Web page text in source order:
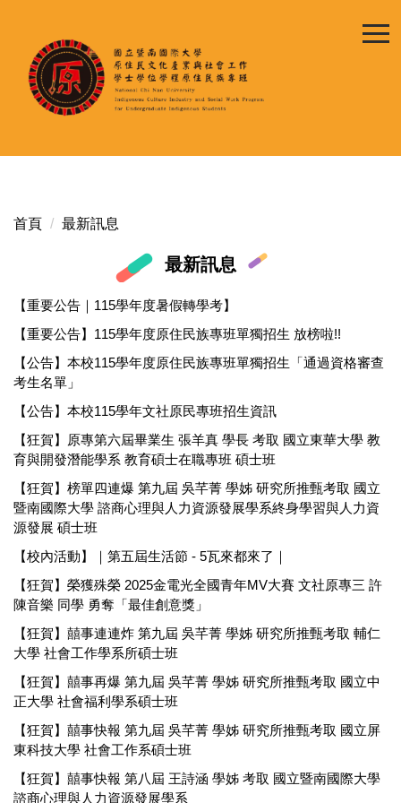
首頁 最新訊息
最新訊息
【重要公告｜115學年度暑假轉學考】
【重要公告】115學年度原住民族專班單獨招生 放榜啦!!
【公告】本校115學年度原住民族專班單獨招生「通過資格審查
考生名單」
【公告】本校115學年文社原民專班招生資訊
【狂賀】原專第六屆畢業生 張羊真 學長 考取 國立東華大學 教
育與開發潛能學系 教育碩士在職專班 碩士班
【狂賀】榜單四連爆 第九屆 吳芊菁 學姊 研究所推甄考取 國立
暨南國際大學 諮商心理與人力資源發展學系終身學習與人力資
源發展 碩士班
【校內活動】｜第五屆生活節 - 5瓦來都來了｜
【狂賀】榮獲殊榮 2025金電光全國青年MV大賽 文社原專三 許
陳音樂 同學 勇奪「最佳創意獎」
【狂賀】囍事連連炸 第九屆 吳芊菁 學姊 研究所推甄考取 輔仁
大學 社會工作學系所碩士班
【狂賀】囍事再爆 第九屆 吳芊菁 學姊 研究所推甄考取 國立中
正大學 社會福利學系碩士班
【狂賀】囍事快報 第九屆 吳芊菁 學姊 研究所推甄考取 國立屏
東科技大學 社會工作系碩士班
【狂賀】囍事快報 第八屆 王詩涵 學姊 考取 國立暨南國際大學
諮商心理與人力資源發展學系